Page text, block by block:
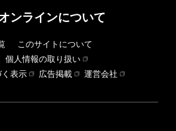
ンラインについて
このサイトについて
個人情報の取り扱い
表示
広告掲載
運営会社